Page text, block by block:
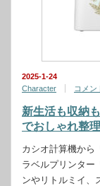
2025-1-24
Character
コメン
新生活も収納
でおしゃれ整
カシオ計算機から
ラベルプリンター
ンやリトルミイ、